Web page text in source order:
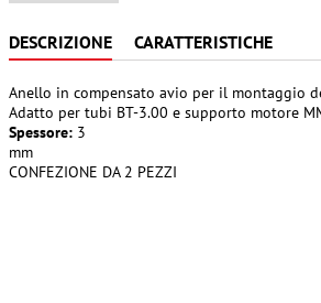
DESCRIZIONE CARATTERISTICHE
Anello in compensato avio per il montaggio
Adatto per tubi BT-3.00 e supporto motore
Spessore: 3
mm
CONFEZIONE DA 2 PEZZI